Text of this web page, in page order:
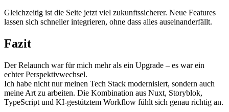
Gleichzeitig ist die Seite jetzt viel zukunftssicherer. Neue Features
lassen sich schneller integrieren, ohne dass alles auseinanderfällt.
Fazit
Der Relaunch war für mich mehr als ein Upgrade – es war ein
echter Perspektivwechsel.
Ich habe nicht nur meinen Tech Stack modernisiert, sondern auch
meine Art zu arbeiten. Die Kombination aus Nuxt, Storyblok,
TypeScript und KI-gestütztem Workflow fühlt sich genau richtig an.